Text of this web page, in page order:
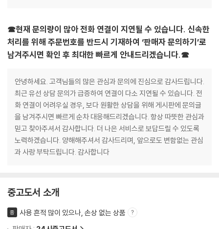
☎현재 문의량이 많아 전화 연결이 지연될 수 있습니다. 신속한
처리를 위해 주문번호를 반드시 기재하여 ‘판매자 문의하기’로
남겨주시면 확인 후 최대한 빠르게 안내드리겠습니다.☎
안녕하세요. 고객님들의 많은 관심과 문의에 진심으로 감사드립니다.
최근 유선 상담 문의가 급증하여 연결이 다소 지연될 수 있습니다. 전
화 연결이 어려우실 경우, 보다 원활한 상담을 위해 게시판에 문의글
을 남겨주시면 빠르게 순차 대응해드리겠습니다. 항상 따뜻한 관심과
믿고 찾아주셔서 감사합니다. 더 나은 서비스로 보답드릴 수 있도록
노력하겠습니다. 양해해주셔서 감사드리며, 앞으로도 변함없는 관심
과 사랑 부탁드립니다. 감사합니다
중고도서 소개
중
사용 흔적 많이 있으나, 손상 없는 상품